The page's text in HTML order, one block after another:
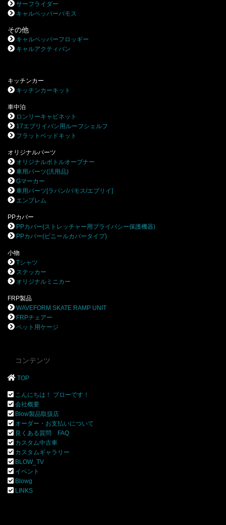
サーフライダー
キャルペッパーバモス
その他
キャルペッパーフロッギー
キャルアクティバン
キッチンカー
キッチンカーキット
車中泊
ロンリーキャビネット
17エブリイバン用ルーフシェルフ
フラットベッドキット
オリジナルパーツ
オリジナルボトルオープナー
車用パーツ(汎用品)
Gマーカー
車用パーツ[ラパン/バモス/エブリイ]
エンブレム
PPカバー
PPカバー(ストレッチャー用プライバシー保護機器)
PPカバー(ビニールカバータイプ)
小物
Tシャツ
ステッカー
オリジナルミニカー
FRP製品
WAVEFORM SKATE RAMP UNIT
FRPチェアー
ペット用ケージ
コンテンツ
TOP
こんにちは！ ブローです！
会社概要
Blow製品取扱店
オーダー・お支払いについて
良くある質問 FAQ
カスタム中古車
カスタムギャラリー
BLOW_TV
イベント
Blowg
LINKS